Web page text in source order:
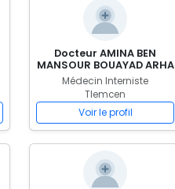
Docteur AMINA BEN
MANSOUR BOUAYAD ARHA
Médecin Interniste
Tlemcen
Voir le profil